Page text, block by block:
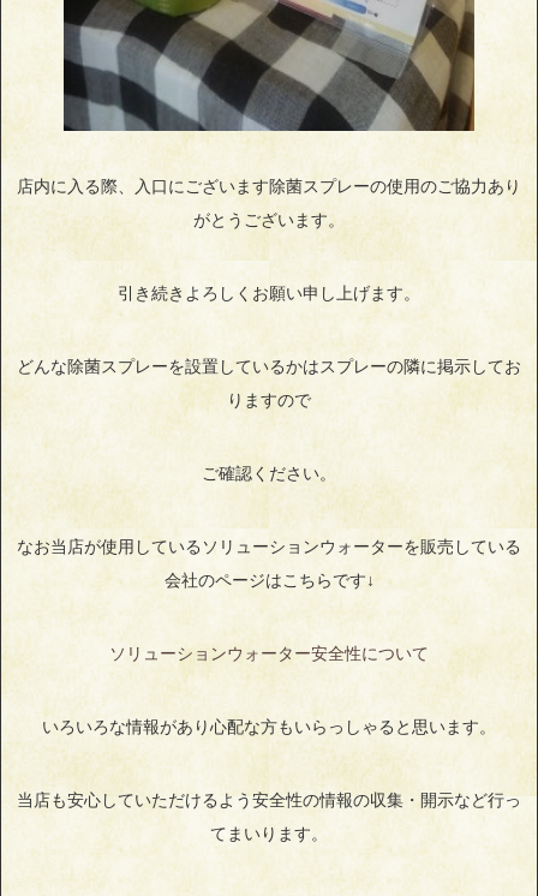
店内に入る際、入口にございます除菌スプレーの使用のご協力あり
がとうございます。
引き続きよろしくお願い申し上げます。
どんな除菌スプレーを設置しているかはスプレーの隣に掲示してお
りますので
ご確認ください。
なお当店が使用しているソリューションウォーターを販売している
会社のページはこちらです↓
ソリューションウォーター安全性について
いろいろな情報があり心配な方もいらっしゃると思います。
当店も安心していただけるよう安全性の情報の収集・開示など行っ
てまいります。